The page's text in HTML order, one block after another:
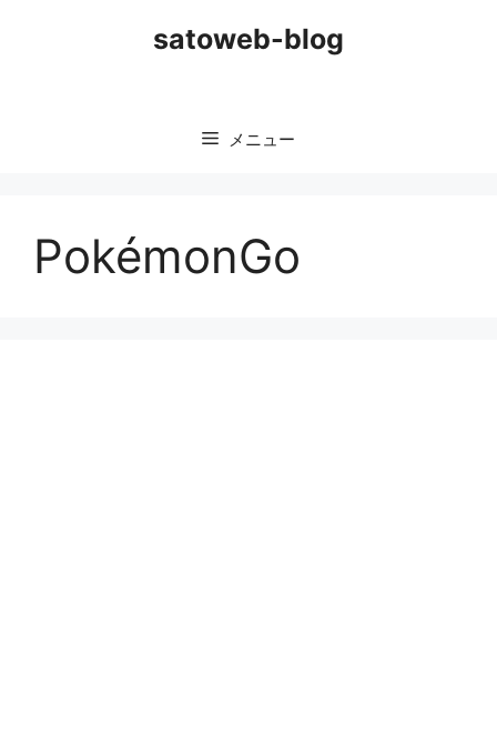
satoweb-blog
メニュー
PokémonGo